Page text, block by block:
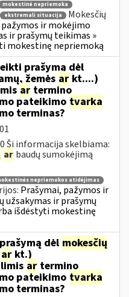
mokestinė nepriemoka
ekstremali situacija
Mokesčių
ir mokėjimo
ir prašymų teikimas »
mokestinę nepriemoką
prašymą dėl
žemės ar kt....)
ar termino
pateikimo tvarka
terminas?
Ši informacija skelbiama:
ar baudų sumokėjimą
nepriemokos atidėjimas
Prašymai, pažymos ir
užsakymas ir prašymų
išdėstyti mokestinę
dėl mokesčių
ar kt.)
ar termino
pateikimo tvarka
terminas?